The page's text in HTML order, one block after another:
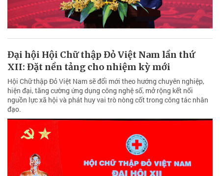
Đại hội Hội Chữ thập Đỏ Việt Nam lần thứ
XII: Đặt nền tảng cho nhiệm kỳ mới
Hội Chữ thập Đỏ Việt Nam sẽ đổi mới theo hướng chuyên nghiệp,
hiện đại, tăng cường ứng dụng công nghệ số, mở rộng kết nối
nguồn lực xã hội và phát huy vai trò nòng cốt trong công tác nhân
đạo.